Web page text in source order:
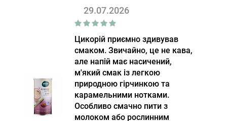
29.07.2026
Цикорій приємно здивував
смаком. Звичайно, це не кава,
але напій має насичений,
м'який смак із легкою
природною гірчинкою та
карамельними нотками.
Особливо смачно пити з
молоком або рослинним